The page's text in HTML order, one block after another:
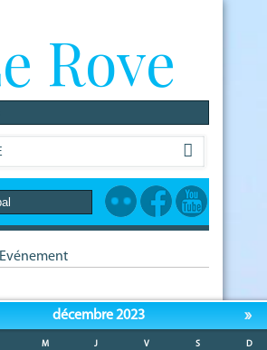
Evénement
décembre 2023 »
M J V S D